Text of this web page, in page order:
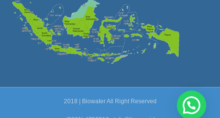
2018 | Biowater All Right Reserved